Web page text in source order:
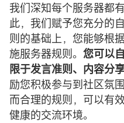
我们深知每个服务器都
此，我们赋予您充分的
则的基础上，您能够根
施服务器规则。 您可以
限于发言准则、内容分
励您积极参与到社区氛
而合理的规则，可以有
健康的交流环境。